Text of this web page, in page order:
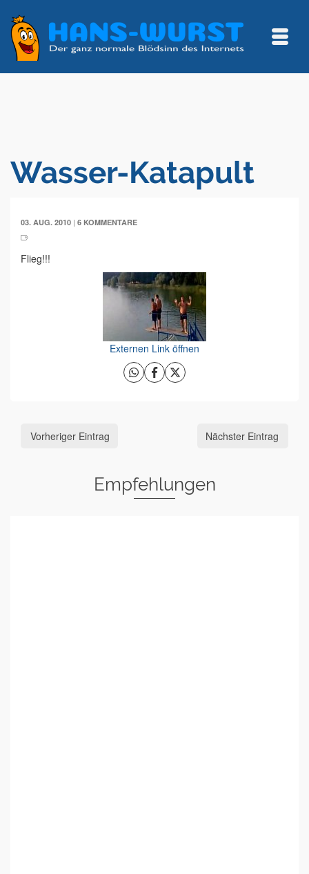
Wasser-Katapult
03. AUG. 2010 | 6 KOMMENTARE
Flieg!!!
Externen Link öffnen
Vorheriger Eintrag Nächster Eintrag
Empfehlungen